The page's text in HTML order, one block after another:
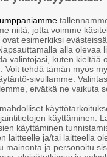
vaiheelta
niitä, jotta voimme
ovat esimerkiksi
alla olevaa
valintojasi, kuten kieltää
Voit tehdä tämän myös
sivullamme.
eivätkä ne vaikuta
käyttäminen.
käyttäminen
laitteelle ja/tai laitteella
mainonta ja personoitu